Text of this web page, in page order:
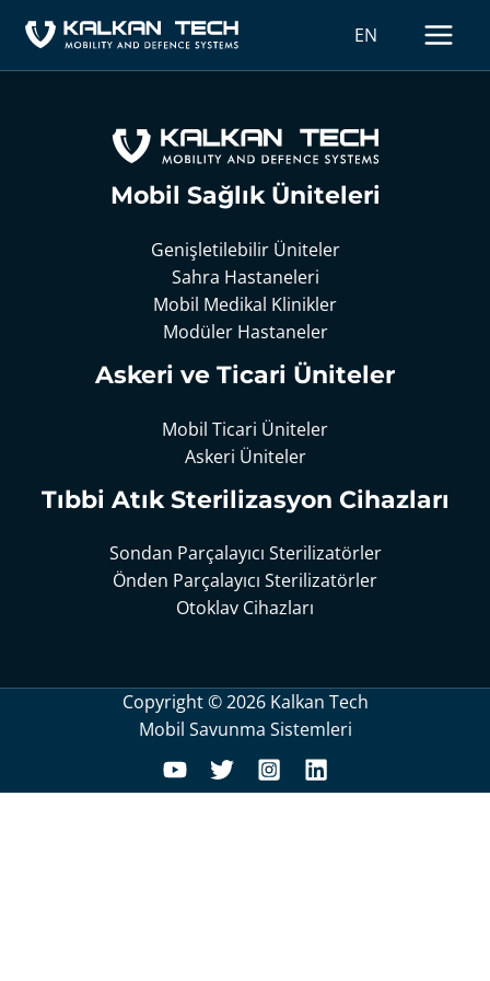
atla
EN
MAIN
Mobil Sağlık Üniteleri
Genişletilebilir Üniteler
Sahra Hastaneleri
Mobil Medikal Klinikler
Modüler Hastaneler
Askeri ve Ticari Üniteler
Mobil Ticari Üniteler
Askeri Üniteler
Tıbbi Atık Sterilizasyon Cihazları
Sondan Parçalayıcı Sterilizatörler
Önden Parçalayıcı Sterilizatörler
Otoklav Cihazları
Copyright© 2026 Kalkan Tech
Mobil Savunma Sistemleri